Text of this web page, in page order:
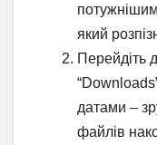
який
Перейдіть
датами –
файлів